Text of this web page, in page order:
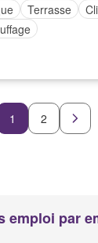
Terrasse
1 2
emploi par